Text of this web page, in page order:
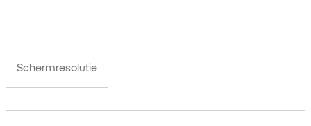
Schermresolutie